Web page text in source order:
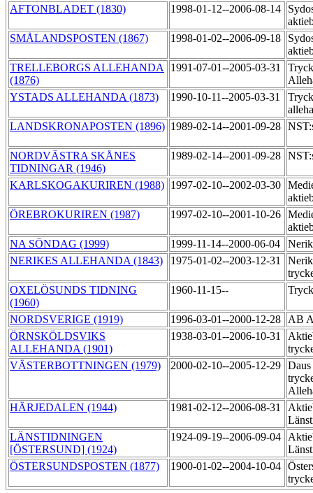
AFTONBLADET (1830) 1998-01-12--2006-08-14
SMÅLANDSPOSTEN (1867)
1998-01-02--2006-09-18
TRELLEBORGS ALLEHANDA
(1876)
1991-07-01--2005-03-31
YSTADS ALLEHANDA (1873)
1990-10-11--2005-03-31
LANDSKRONAPOSTEN (1896) 1989-02-14--2001-09-28
NORDVÄSTRA SKÅNES
TIDNINGAR (1946)
1989-02-14--2001-09-28
KARLSKOGAKURIREN (1988) 1997-02-10--2002-03-30
ÖREBROKURIREN (1987)
1997-02-10--2001-10-26
NA SÖNDAG (1999)
1999-11-14--2000-06-04
NERIKES ALLEHANDA (1843)
1975-01-02--2003-12-31
OXELÖSUNDS TIDNING
(1960)
1960-11-15--
NORDSVERIGE (1919) 1996-03-01--2000-12-28
AB
ÖRNSKÖLDSVIKS
ALLEHANDA (1901)
1938-03-01--2006-10-31
VÄSTERBOTTNINGEN (1979)
2000-02-10--2005-12-29 Daus
HÄRJEDALEN (1944)
1981-02-12--2006-08-31
LÄNSTIDNINGEN
[ÖSTERSUND] (1924)
1924-09-19--2006-09-04
ÖSTERSUNDSPOSTEN (1877)
1900-01-02--2004-10-04